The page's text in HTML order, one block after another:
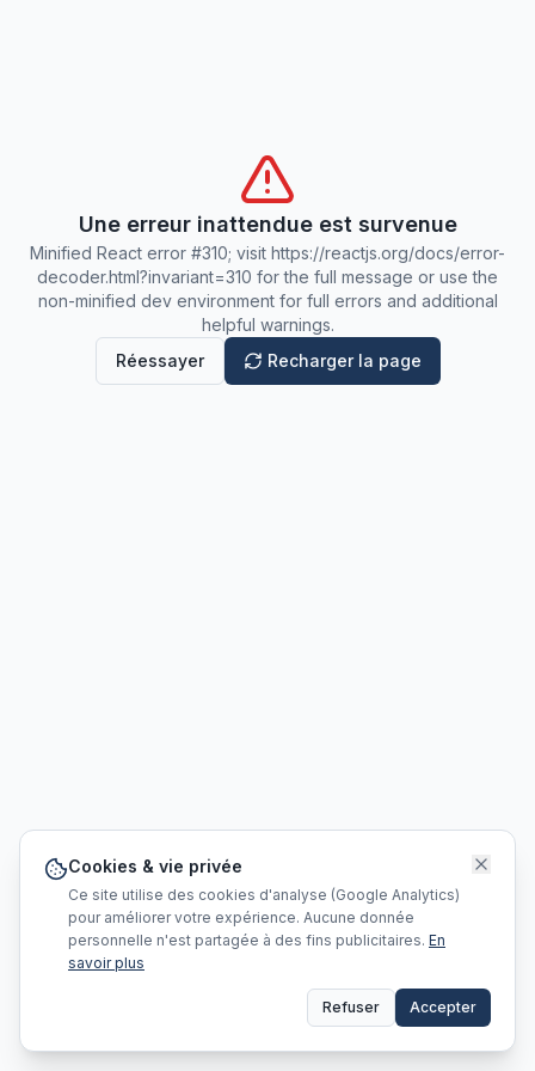
Une erreur inattendue est survenue
Minified React error #310; visit https://reactjs.org/docs/error-
decoder.html?invariant=310 for the full message or use the
non-minified dev environment for full errors and additional
helpful warnings.
Réessayer
Recharger la page
Cookies & vie privée
Ce site utilise des cookies d'analyse (Google Analytics)
pour améliorer votre expérience. Aucune donnée
personnelle n'est partagée à des fins publicitaires. En
savoir plus
Refuser Accepter